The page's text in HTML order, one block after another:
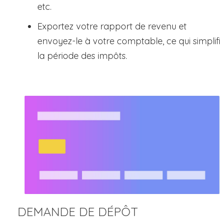
etc.
Exportez votre rapport de revenu et
envoyez-le à votre comptable, ce qui
la période des impôts.
DEMANDE DE DÉPÔT